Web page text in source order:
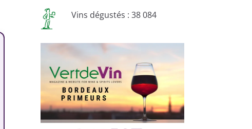
Vins dégustés : 38 084